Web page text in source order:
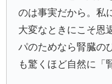
のは事実だから。私
大変なときにこそ恩
パのためなら腎臓の
も驚くほど自然に「